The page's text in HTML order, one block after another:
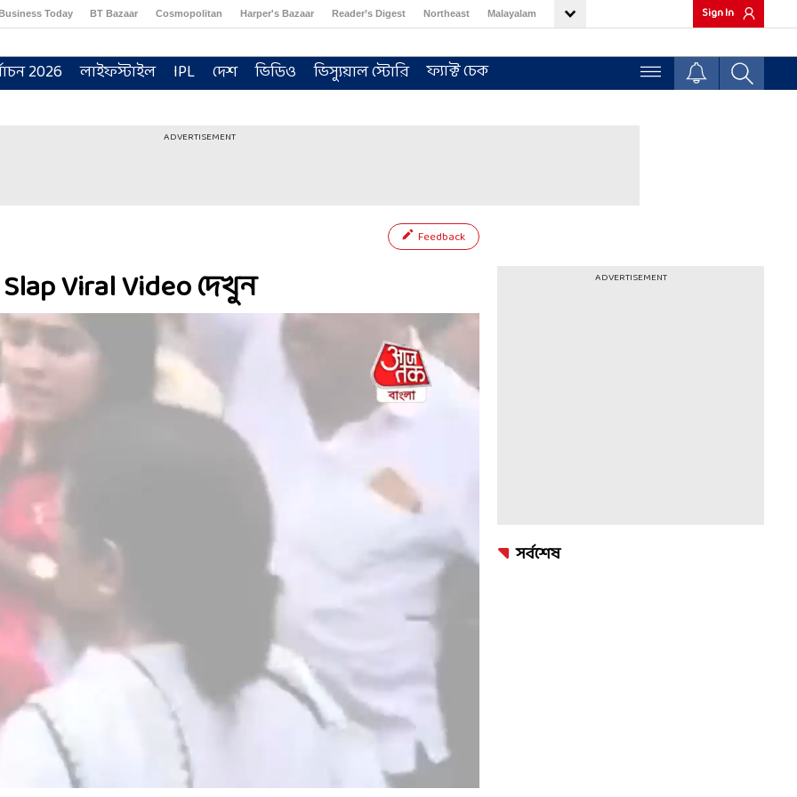
Today BT Bazaar Cosmopolitan Harper's Bazaar Reader’s Digest Northeast Malayalam Sign In
2026 লাইফস্টাইল IPL দেশ ভিডিও ভিস্যুয়াল স্টোরি ফ্যাক্ট চেক
ADVERTISEMENT
Feedback
Viral Video দেখুন ADVERTISEMENT
সর্বশেষ